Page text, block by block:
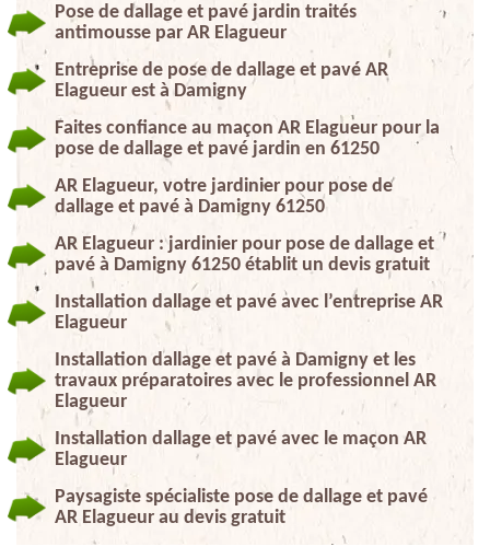
Pose de dallage et pavé jardin traités
antimousse par AR Elagueur
Entreprise de pose de dallage et pavé AR
Elagueur est à Damigny
Faites confiance au maçon AR Elagueur pour la
pose de dallage et pavé jardin en 61250
AR Elagueur, votre jardinier pour pose de
dallage et pavé à Damigny 61250
AR Elagueur : jardinier pour pose de dallage et
pavé à Damigny 61250 établit un devis gratuit
Installation dallage et pavé avec l’entreprise AR
Elagueur
Installation dallage et pavé à Damigny et les
travaux préparatoires avec le professionnel AR
Elagueur
Installation dallage et pavé avec le maçon AR
Elagueur
Paysagiste spécialiste pose de dallage et pavé
AR Elagueur au devis gratuit